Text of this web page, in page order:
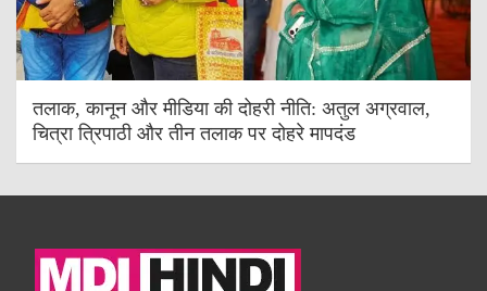
तलाक, कानून और मीडिया की दोहरी नीति: अतुल अग्रवाल,
चित्रा त्रिपाठी और तीन तलाक पर दोहरे मापदंड